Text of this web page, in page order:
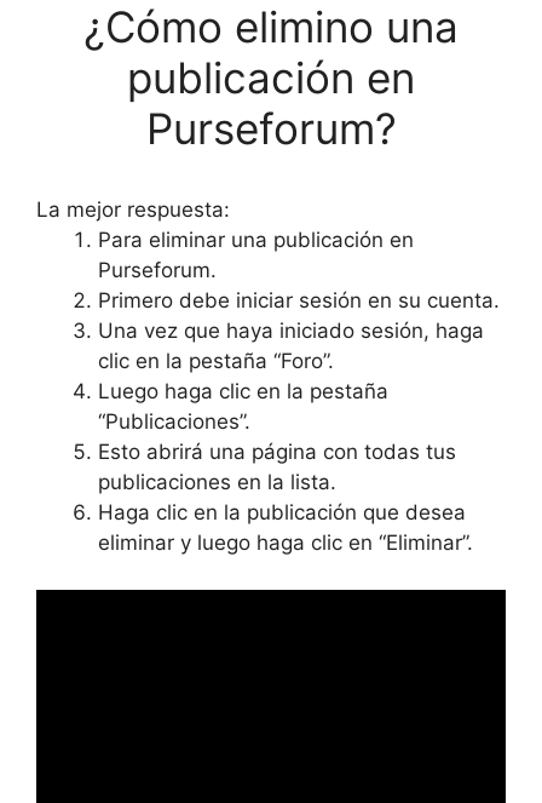
¿Cómo elimino una
publicación en
Purseforum?
La mejor respuesta:
Para eliminar una publicación en
Purseforum.
Primero debe iniciar sesión en su cuenta.
Una vez que haya iniciado sesión, haga
clic en la pestaña “Foro”.
Luego haga clic en la pestaña
“Publicaciones”.
Esto abrirá una página con todas tus
publicaciones en la lista.
Haga clic en la publicación que desea
eliminar y luego haga clic en “Eliminar”.